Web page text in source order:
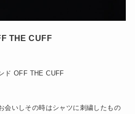
THE CUFF
ド OFF THE CUFF
会いしその時はシャツに刺繍したもの